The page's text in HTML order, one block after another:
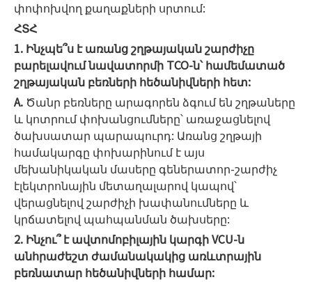
փոփոխվող քաղաքների սրտում:
ՀՏՀ
1. Ինչպե՞ս է առանց շղթայական շարժիչը
բարելավում նավատորմի TCO-ն՝ համեմատած
շղթայական բեռների հեծանիվների հետ:
A. Ծանր բեռները արագորեն ձգում են շղթաները
և կոտրում փոխանցումները՝ առաջացնելով
ծախսատար պարապուրդ: Առանց շղթայի
համակարգը փոխարինում է այս
մեխանիկական մասերը գեներատոր-շարժիչ
էլեկտրոնային մետաղալարով կապով՝
վերացնելով շարժիչի խափանումները և
կրճատելով պահպանման ծախսերը:
2. Ինչու՞ է ավտոմոբիլային կարգի VCU-ն
անհրաժեշտ ժամանակակից առևտրային
բեռնատար հեծանիվների համար: